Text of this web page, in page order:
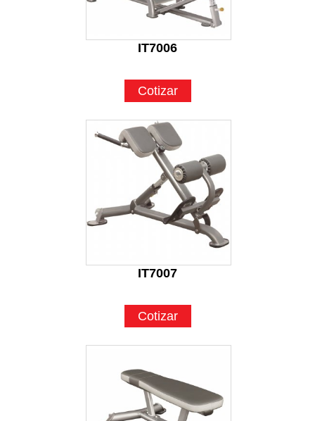
IT7006
Cotizar
IT7007
Cotizar